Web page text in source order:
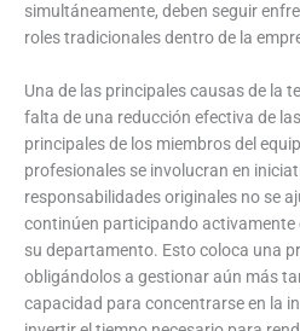
simultáneamente, deben seguir
roles tradicionales dentro de la
Una de las principales causas de la
falta de una reducción efectiva de
principales de los miembros del
profesionales se involucran en
responsabilidades originales no se
continúen participando activamente
su departamento. Esto coloca una
obligándolos a gestionar aún más
capacidad para concentrarse en la